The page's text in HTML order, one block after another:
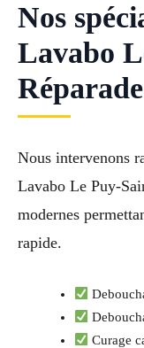
Nos
Lavabo
Nous intervenons
Lavabo Le Puy-
modernes
rapide.
Curage